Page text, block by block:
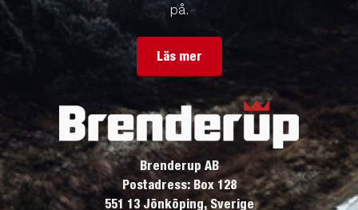
på.
Läs mer
Brenderup AB
Postadress: Box 128
551 13 Jönköping, Sverige